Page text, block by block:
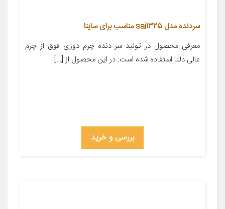
سردنده مدل sai1325 مناسب برای ساینا
معرفی محصول در تولید سر دنده چرم دوزی فوق از چرم
عالی دلتا استفاده شده است. در این محصول از […]
بررسی و خرید